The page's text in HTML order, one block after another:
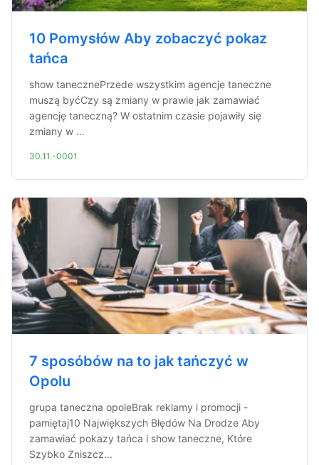
10 Pomysłów Aby zobaczyć pokaz
tańca
show tanecznePrzede wszystkim agencje taneczne
muszą byćCzy są zmiany w prawie jak zamawiać
agencję taneczną? W ostatnim czasie pojawiły się
zmiany w ...
30.11.-0001
7 sposóbów na to jak tańczyć w
Opolu
grupa taneczna opoleBrak reklamy i promocji -
pamiętaj10 Największych Błędów Na Drodze Aby
zamawiać pokazy tańca i show taneczne, Które
Szybko Zniszcz...